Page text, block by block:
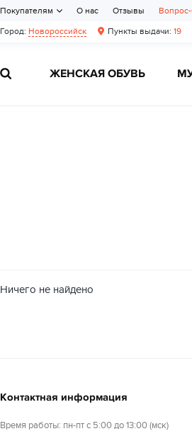
ЖЕНСКАЯ ОБУВЬ
Город: Новороссийск Пункты выдачи: 19
Покупателям О нас Отзывы
Ничего не найдено
Контактная информация
Время работы: пн-пт с 5:00 до 13:00 (мск)